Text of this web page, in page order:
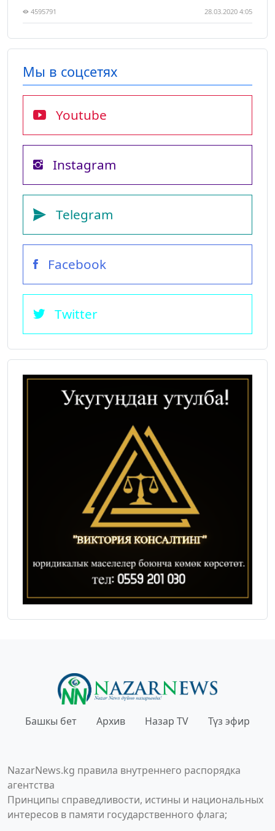
4595791 28.03.2020 4:05
Мы в соцсетях
Youtube
Instagram
Telegram
Facebook
Twitter
Башкы бет Архив Назар TV Түз эфир
NazarNews.kg правила внутреннего распорядка
агентства
Принципы справедливости, истины и национальных
интересов в памяти государственного флага;